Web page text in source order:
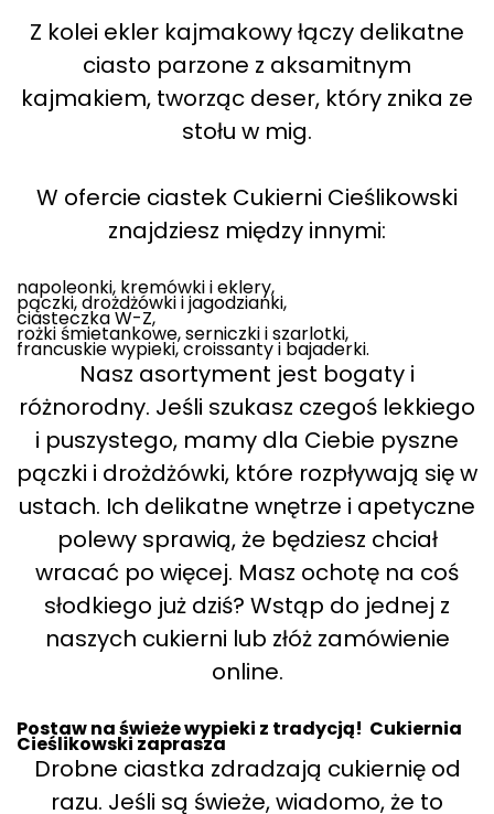
Z kolei ekler kajmakowy łączy delikatne
ciasto parzone z aksamitnym
kajmakiem, tworząc deser, który znika ze
stołu w mig.
W ofercie ciastek Cukierni Cieślikowski
znajdziesz między innymi:
napoleonki, kremówki i eklery,
pączki, drożdżówki i jagodzianki,
ciasteczka W-Z,
rożki śmietankowe, serniczki i szarlotki,
francuskie wypieki, croissanty i bajaderki.
Nasz asortyment jest bogaty i
różnorodny. Jeśli szukasz czegoś lekkiego
i puszystego, mamy dla Ciebie pyszne
pączki i drożdżówki, które rozpływają się w
ustach. Ich delikatne wnętrze i apetyczne
polewy sprawią, że będziesz chciał
wracać po więcej. Masz ochotę na coś
słodkiego już dziś? Wstąp do jednej z
naszych cukierni lub złóż zamówienie
online.
Postaw na świeże wypieki z tradycją! Cukiernia
Cieślikowski zaprasza
Drobne ciastka zdradzają cukiernię od
razu. Jeśli są świeże, wiadomo, że to